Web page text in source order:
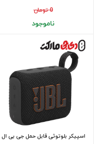
0 تومان
ناموجود
اسپیکر بلوتوثی قابل حمل جی بی ال